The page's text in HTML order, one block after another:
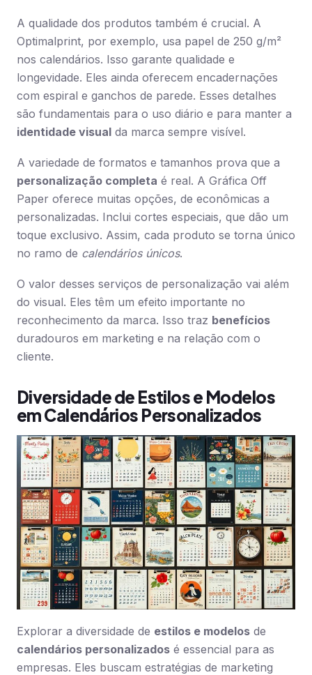
A qualidade dos produtos também é crucial. A
Optimalprint, por exemplo, usa papel de 250 g/m²
nos calendários. Isso garante qualidade e
longevidade. Eles ainda oferecem encadernações
com espiral e ganchos de parede. Esses detalhes
são fundamentais para o uso diário e para manter a
identidade visual da marca sempre visível.
A variedade de formatos e tamanhos prova que a
personalização completa é real. A Gráfica Off
Paper oferece muitas opções, de econômicas a
personalizadas. Inclui cortes especiais, que dão um
toque exclusivo. Assim, cada produto se torna único
no ramo de calendários únicos.
O valor desses serviços de personalização vai além
do visual. Eles têm um efeito importante no
reconhecimento da marca. Isso traz benefícios
duradouros em marketing e na relação com o
cliente.
Diversidade de Estilos e Modelos
em Calendários Personalizados
Explorar a diversidade de estilos e modelos de
calendários personalizados é essencial para as
empresas. Eles buscam estratégias de marketing